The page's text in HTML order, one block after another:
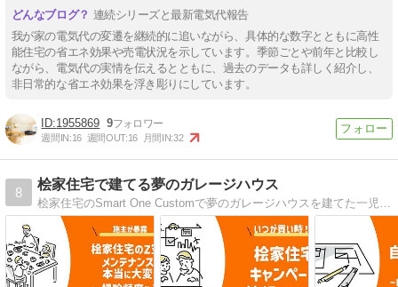
連続シリーズと最新電気代報告
我が家の電気代の変遷を継続的に追いながら、具体的な数字とともに高性
能住宅の省エネ効果や売電状況を示しています。季節ごとや前年と比較し
ながら、電気代の実情を伝えるとともに、過去のデータも詳しく紹介し、
非日常的な省エネ効果を浮き彫りにしています。
1955869 9
週間IN:16 週間OUT:16 月間IN:32
8
桧家住宅で建てる夢のガレージハウス